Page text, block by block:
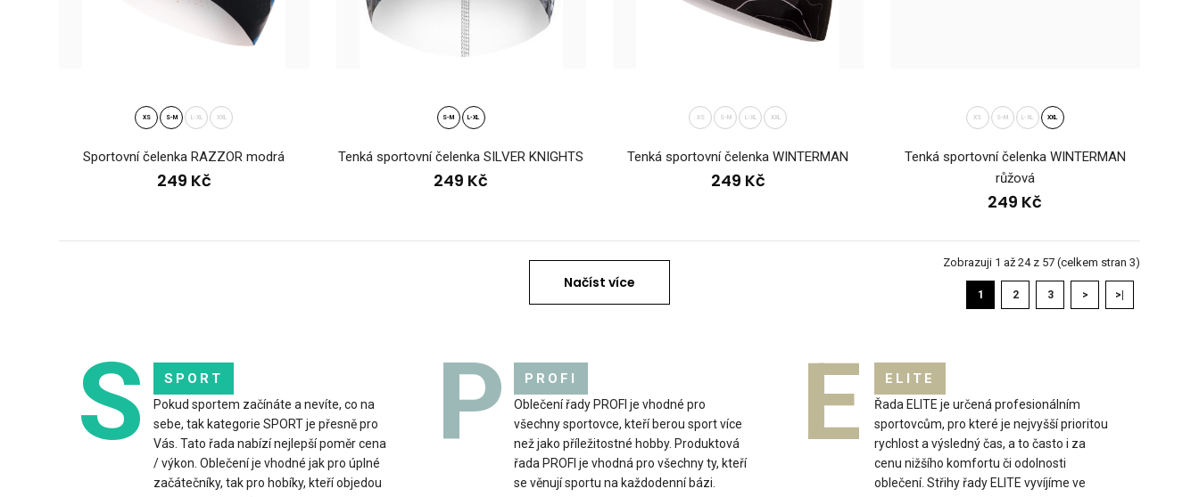
Dvouvrstvá čelenka INVO lehká, bílá - oficiální doplněk českého biatlonuSportovci
věnují pozornost s..
Sportovní čelenka INVO červená
399 Kč
Dvouvrstvá čelenka INVO lehká, červená - oficiální doplněk českého
biatlonuSportovci věnují pozornos..
XS S-M L-XL XXL
Sportovní čelenka RAZZOR modrá
249 Kč
S-M L-XL
Tenká sportovní čelenka SILVER KNIGHTS
249 Kč
XS S-M L-XL XXL
Tenká sportovní čelenka WINTERMAN
249 Kč
XS S-M L-XL XXL
Tenká sportovní čelenka WINTERMAN
růžová
249 Kč
Načíst více
Zobrazuji 1 až 24 z 57 (celkem stran 3)
1 2 3 > >|
S SPORT
Pokud sportem začínáte a nevíte, co na
sebe, tak kategorie SPORT je přesně pro
Vás. Tato řada nabízí nejlepší poměr cena
/ výkon. Oblečení je vhodné jak pro úplné
začátečníky, tak pro hobíky, kteří objedou
P PROFI
Oblečení řady PROFI je vhodné pro
všechny sportovce, kteří berou sport více
než jako příležitostné hobby. Produktová
řada PROFI je vhodná pro všechny ty, kteří
se věnují sportu na každodenní bázi.
E ELITE
Řada ELITE je určená profesionálním
sportovcům, pro které je nejvyšší prioritou
rychlost a výsledný čas, a to často i za
cenu nižšího komfortu či odolnosti
oblečení. Střihy řady ELITE vyvíjíme ve